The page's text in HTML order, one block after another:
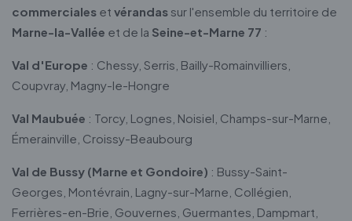
commerciales et vérandas sur l'ensemble du territoire de
Marne-la-Vallée et de la Seine-et-Marne 77 :
Val d'Europe : Chessy, Serris, Bailly-Romainvilliers,
Coupvray, Magny-le-Hongre
Val Maubuée : Torcy, Lognes, Noisiel, Champs-sur-Marne,
Émerainville, Croissy-Beaubourg
Val de Bussy (Marne et Gondoire) : Bussy-Saint-
Georges, Montévrain, Lagny-sur-Marne, Collégien,
Ferrières-en-Brie, Gouvernes, Guermantes, Dampmart,